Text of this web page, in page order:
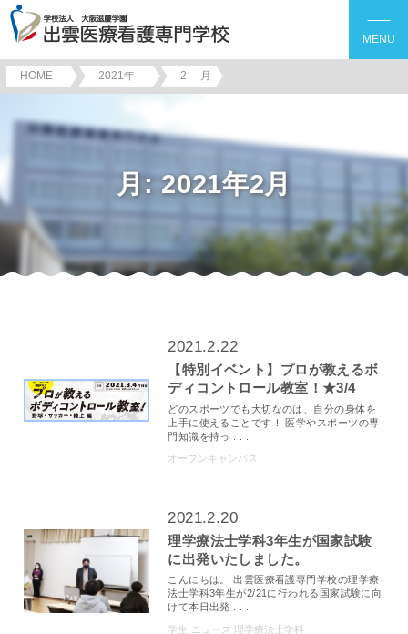
MENU
HOME 2021年 2 月
月:2021年2月
2021.2.22
【特別イベント】プロが教えるボ
ディコントロール教室！★3/4
どのスポーツでも大切なのは、自分の身体を
上手に使えることです！ 医学やスポーツの専
門知識を持っ . . .
オープンキャンパス
2021.2.20
理学療法士学科3年生が国家試験
に出発いたしました。
こんにちは。 出雲医療看護専門学校の理学療
法士学科3年生が2/21に行われる国家試験に向
けて本日出発 . . .
学生 ニュース 理学療法士学科